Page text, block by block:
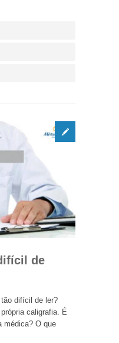
de
difícil de ler?
caligrafia. É
médica? O que